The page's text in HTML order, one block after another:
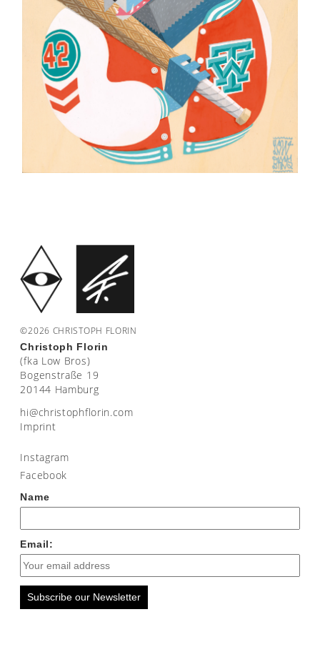
©2026 CHRISTOPH FLORIN
Christoph Florin
(fka Low Bros)
Bogenstraße 19
20144 Hamburg
moc.nirolfhpotsirhc@ih
Imprint
Instagram
Facebook
Name
Email:
Subscribe our Newsletter